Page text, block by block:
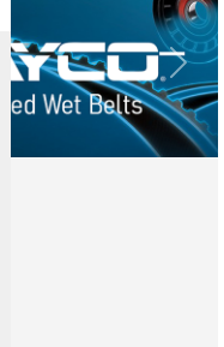
Next